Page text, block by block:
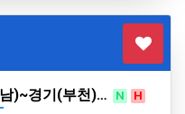
)~경기(부천)… N H